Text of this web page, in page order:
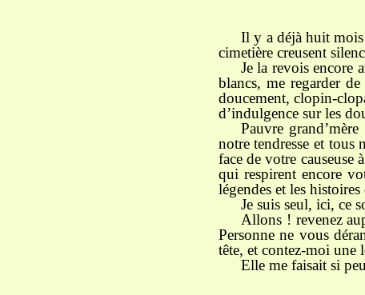
Il y a déjà huit mois
cimetière creusent
Je la revois encore
blancs, me regarder
doucement, clopin-
d’indulgence sur les
Pauvre
notre tendresse et tous
face de votre causeuse
qui respirent encore
légendes et les histoires
Je suis seul, ici, ce
Allons ! revenez
Personne ne vous
tête, et contez-moi une
Elle me faisait si